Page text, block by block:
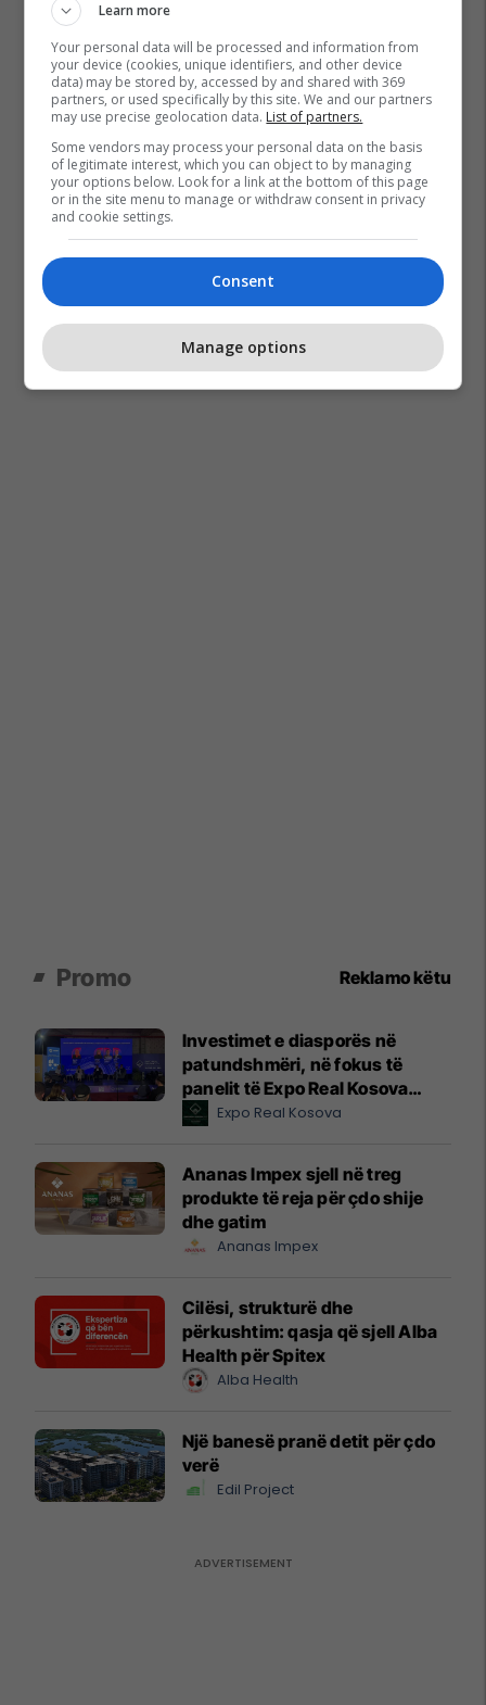
Lodhja Ushqimet Që Rrisin Energjinë
Promo Reklamo këtu
Investimet e diasporës në
patundshmëri, në fokus të
panelit të Expo Real Kosova
2026Expo Real Kosova
Ananas Impex sjell në treg
produkte të reja për çdo shije
dhe gatim
Ananas Impex
Cilësi, strukturë dhe
përkushtim: qasja që sjell Alba
Health për Spitex
Alba Health
Një banesë pranë detit për çdo
verë
Edil Project
Learn more
Your personal data will be processed and information from
your device (cookies, unique identifiers, and other device
data) may be stored by, accessed by and shared with 369
partners, or used specifically by this site. We and our partners
may use precise geolocation data. List of partners.
Some vendors may process your personal data on the basis
of legitimate interest, which you can object to by managing
your options below. Look for a link at the bottom of this page
or in the site menu to manage or withdraw consent in privacy
and cookie settings.
Consent
Manage options